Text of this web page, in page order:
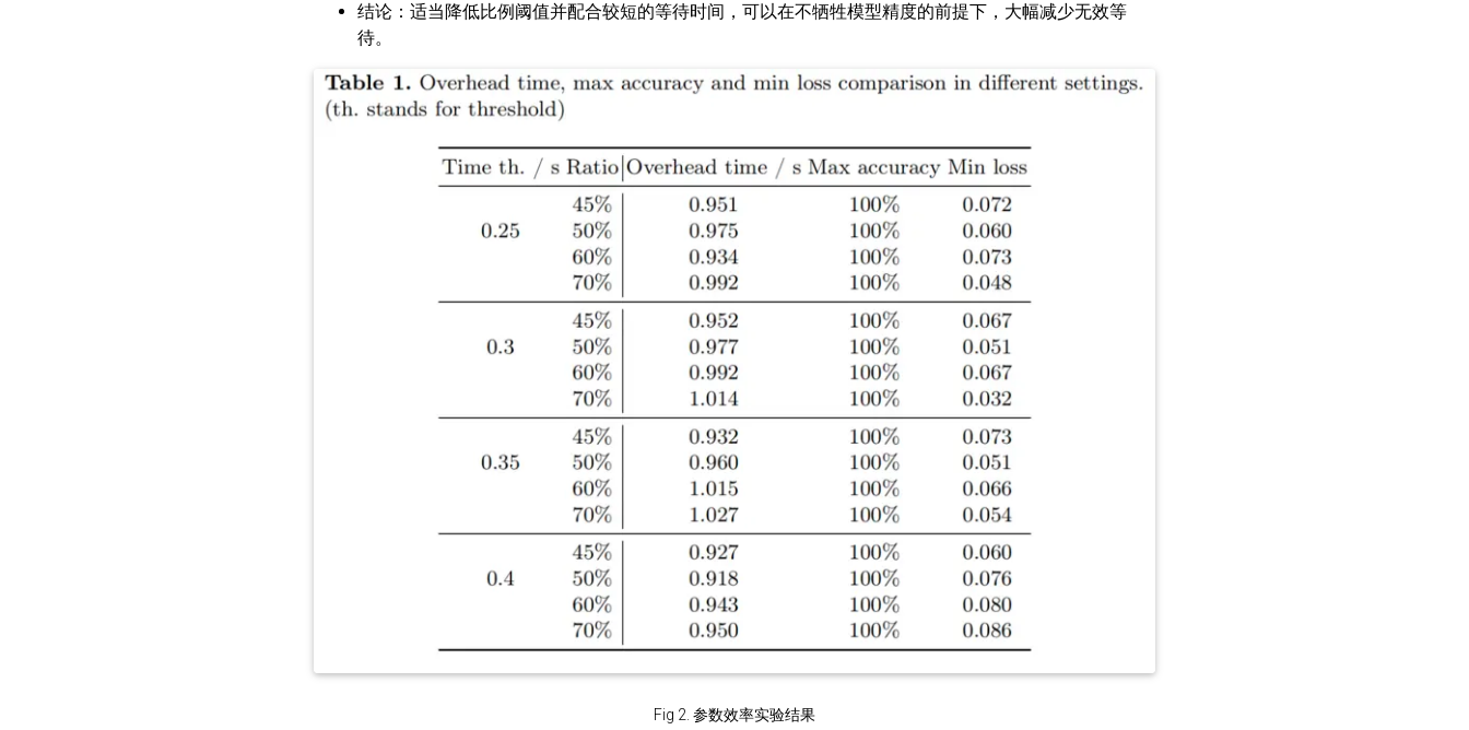
结论 ：适当降低比例阈值并配合较短的等待时间，可以在不牺牲模型精度的前提下，大幅减少无效等
待。
Fig 2. 参数效率实验结果